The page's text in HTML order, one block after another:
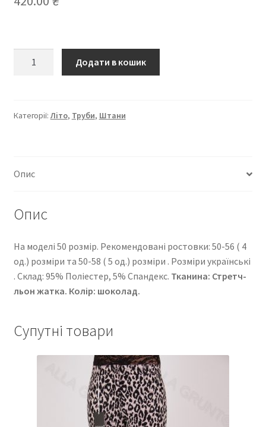
5721
Додати в кошик
Категорії:Літо, Труби, Штани
Опис
Опис
На моделі 50 розмір. Рекомендовані ростовки: 50-56 ( 4
од.) розміри та 50-58 ( 5 од.) розміри . Розміри українські
. Cклад: 95% Поліестер, 5% Спандекс. Тканина: Стретч-
льон жатка. Колір: шоколад.
Супутні товари